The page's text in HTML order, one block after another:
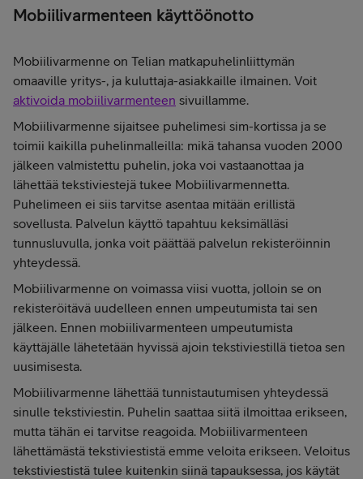
Mobiilivarmenteen käyttöönotto
Mobiilivarmenne on Telian matkapuhelinliittymän
omaaville yritys-, ja kuluttaja-asiakkaille ilmainen. Voit
aktivoida mobiilivarmenteen sivuillamme.
Mobiilivarmenne sijaitsee puhelimesi sim-kortissa ja se
toimii kaikilla puhelinmalleilla: mikä tahansa vuoden 2000
jälkeen valmistettu puhelin, joka voi vastaanottaa ja
lähettää tekstiviestejä tukee Mobiilivarmennetta.
Puhelimeen ei siis tarvitse asentaa mitään erillistä
sovellusta. Palvelun käyttö tapahtuu keksimälläsi
tunnusluvulla, jonka voit päättää palvelun rekisteröinnin
yhteydessä.
Mobiilivarmenne on voimassa viisi vuotta, jolloin se on
rekisteröitävä uudelleen ennen umpeutumista tai sen
jälkeen. Ennen mobiilivarmenteen umpeutumista
käyttäjälle lähetetään hyvissä ajoin tekstiviestillä tietoa sen
uusimisesta.
Mobiilivarmenne lähettää tunnistautumisen yhteydessä
sinulle tekstiviestin. Puhelin saattaa siitä ilmoittaa erikseen,
mutta tähän ei tarvitse reagoida. Mobiilivarmenteen
lähettämästä tekstiviestistä emme veloita erikseen. Veloitus
tekstiviestistä tulee kuitenkin siinä tapauksessa, jos käytät